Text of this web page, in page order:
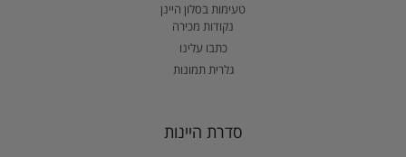
טעימות בסלון היינן
נקודות מכירה
כתבו עלינו
גלרית תמונות
סדרת היינות